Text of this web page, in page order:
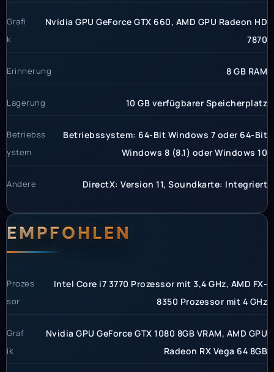
Grafi
k
Nvidia GPU GeForce GTX 660, AMD GPU Radeon HD
7870
Erinnerung 8 GB RAM
Lagerung 10 GB verfügbarer Speicherplatz
Betriebss
ystem
Betriebssystem: 64-Bit Windows 7 oder 64-Bit
Windows 8 (8.1) oder Windows 10
Andere DirectX: Version 11, Soundkarte: Integriert
EMPFOHLEN
Prozes
sor
Intel Core i7 3770 Prozessor mit 3,4 GHz, AMD FX-
8350 Prozessor mit 4 GHz
Graf
ik
Nvidia GPU GeForce GTX 1080 8GB VRAM, AMD GPU
Radeon RX Vega 64 8GB